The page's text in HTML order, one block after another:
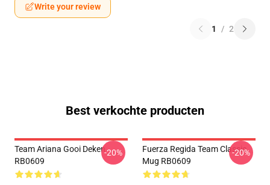
Write your review
1 / 2
Best verkochte producten
Team Ariana Gooi Deken
RB0609
-20%
Fuerza Regida Team Classic
Mug RB0609
-20%